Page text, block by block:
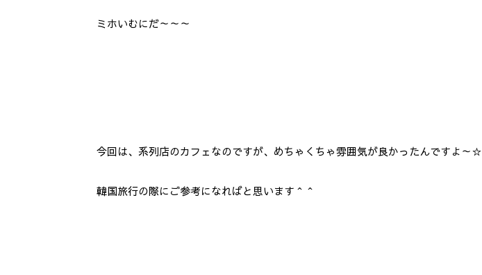
ミホいむにだ～～～
今回は、系列店のカフェなのですが、めちゃくちゃ雰囲気が良かったんですよ～☆
韓国旅行の際にご参考になればと思います＾＾